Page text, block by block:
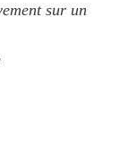
sur un